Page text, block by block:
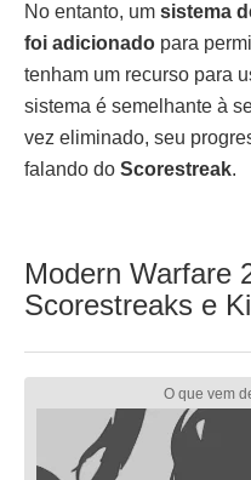
No entanto, um sistema
foi adicionado para
tenham um recurso para
sistema é semelhante à
vez eliminado, seu
falando do Scorestreak.
Modern Warfare
Scorestreaks e